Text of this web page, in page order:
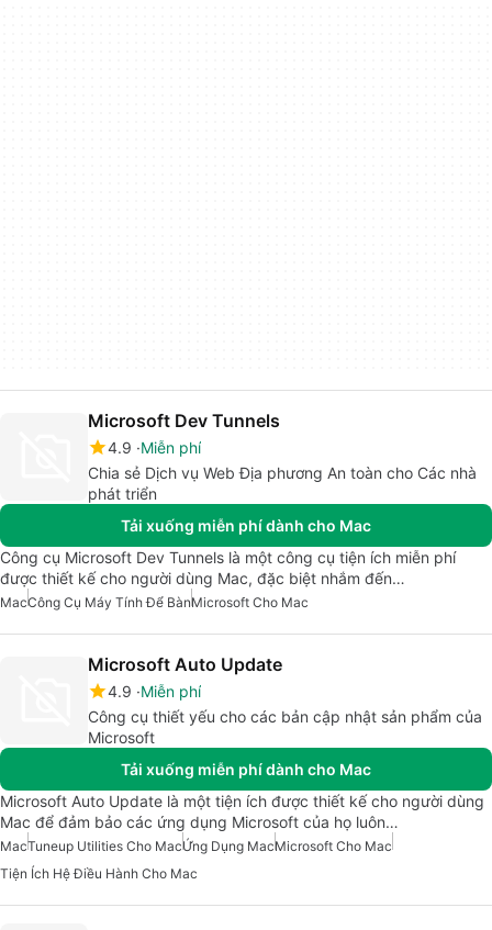
Microsoft Dev Tunnels
4.9 Miễn phí
Chia sẻ Dịch vụ Web Địa phương An toàn cho Các nhà
phát triển
Tải xuống miễn phí dành cho Mac
Công cụ Microsoft Dev Tunnels là một công cụ tiện ích miễn phí
được thiết kế cho người dùng Mac, đặc biệt nhắm đến…
MacCông Cụ Máy Tính Để BànMicrosoft Cho Mac
Microsoft Auto Update
4.9 Miễn phí
Công cụ thiết yếu cho các bản cập nhật sản phẩm của
Microsoft
Tải xuống miễn phí dành cho Mac
Microsoft Auto Update là một tiện ích được thiết kế cho người dùng
Mac để đảm bảo các ứng dụng Microsoft của họ luôn…
MacTuneup Utilities Cho MacỨng Dụng MacMicrosoft Cho Mac
Tiện Ích Hệ Điều Hành Cho Mac